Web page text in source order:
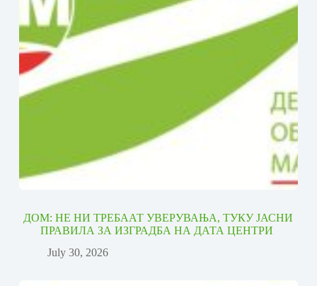
ДОМ: НЕ НИ ТРЕБААТ УВЕРУВАЊА, ТУКУ ЈАСНИ
ПРАВИЛА ЗА ИЗГРАДБА НА ДАТА ЦЕНТРИ
July 30, 2026